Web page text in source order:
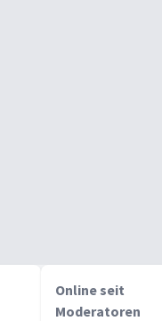
Online seit
Moderatoren